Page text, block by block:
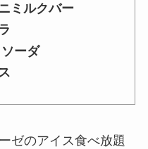
ミルクバー
ーダ
ゼのアイス食べ放題